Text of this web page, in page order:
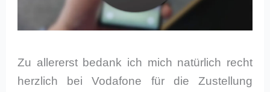
Zu allererst bedank ich mich natürlich recht
herzlich bei Vodafone für die Zustellung